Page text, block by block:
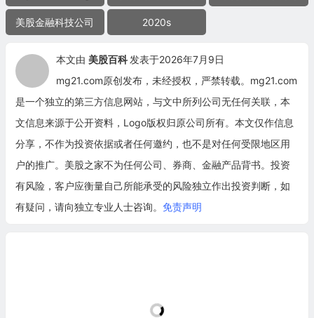
美股金融科技公司 2020s
本文由 美股百科 发表于2026年7月9日
mg21.com原创发布，未经授权，严禁转载。mg21.com
是一个独立的第三方信息网站，与文中所列公司无任何关联，本
文信息来源于公开资料，Logo版权归原公司所有。本文仅作信息
分享，不作为投资依据或者任何邀约，也不是对任何受限地区用
户的推广。美股之家不为任何公司、券商、金融产品背书。投资
有风险，客户应衡量自己所能承受的风险独立作出投资判断，如
有疑问，请向独立专业人士咨询。 免责声明